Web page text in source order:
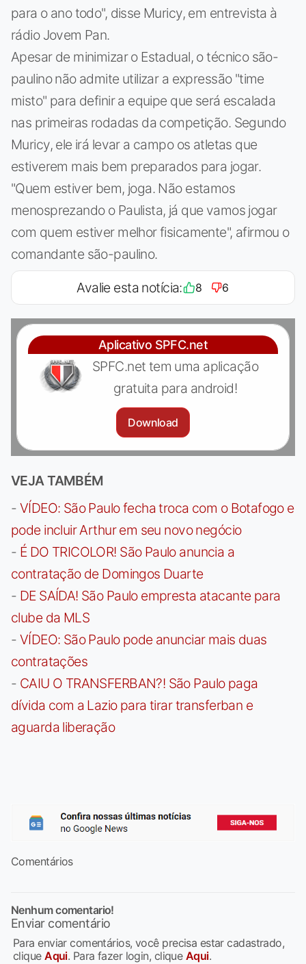
para o ano todo", disse Muricy, em entrevista à
rádio Jovem Pan.
Apesar de minimizar o Estadual, o técnico são-
paulino não admite utilizar a expressão "time
misto" para definir a equipe que será escalada
nas primeiras rodadas da competição. Segundo
Muricy, ele irá levar a campo os atletas que
estiverem mais bem preparados para jogar.
"Quem estiver bem, joga. Não estamos
menosprezando o Paulista, já que vamos jogar
com quem estiver melhor fisicamente", afirmou o
comandante são-paulino.
Avalie esta notícia: 8 6
Aplicativo SPFC.net
SPFC.net tem uma aplicação
gratuita para android!
Download
VEJA TAMBÉM
- VÍDEO: São Paulo fecha troca com o Botafogo e
pode incluir Arthur em seu novo negócio
- É DO TRICOLOR! São Paulo anuncia a
contratação de Domingos Duarte
- DE SAÍDA! São Paulo empresta atacante para
clube da MLS
- VÍDEO: São Paulo pode anunciar mais duas
contratações
- CAIU O TRANSFERBAN?! São Paulo paga
dívida com a Lazio para tirar transferban e
aguarda liberação
Comentários
Nenhum comentario!
Enviar comentário
Para enviar comentários, você precisa estar cadastrado,
cliqueAqui. Para fazer login, clique Aqui.